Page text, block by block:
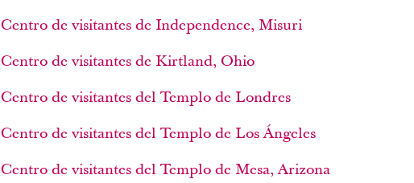
Centro de visitantes de Independence, Misuri
Centro de visitantes de Kirtland, Ohio
Centro de visitantes del Templo de Londres
Centro de visitantes del Templo de Los Ángeles
Centro de visitantes del Templo de Mesa, Arizona